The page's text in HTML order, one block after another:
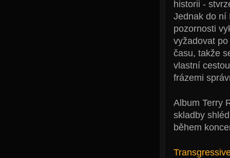
historii -
Jednak do ní
pozornosti
vyžadovat
času, takže
vlastní
frázemi
Album Terry
skladby
během